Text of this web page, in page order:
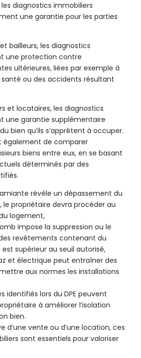
diagnostics immobiliers
une garantie pour les parties
bailleurs, les diagnostics
une protection contre
ultérieures, liées par exemple à
ou des accidents résultant
et locataires, les diagnostics
une garantie supplémentaire
bien qu’ils s’apprêtent à occuper.
également de comparer
biens entre eux, en se basant
déterminés par des
révèle un dépassement du
le propriétaire devra procéder au
logement,
impose la suppression ou le
revêtements contenant du
supérieur au seuil autorisé,
et électrique peut entraîner des
aux normes les installations
identifiés lors du DPE peuvent
à améliorer l’isolation
bien.
d’une vente ou d’une location, ces
sont essentiels pour valoriser